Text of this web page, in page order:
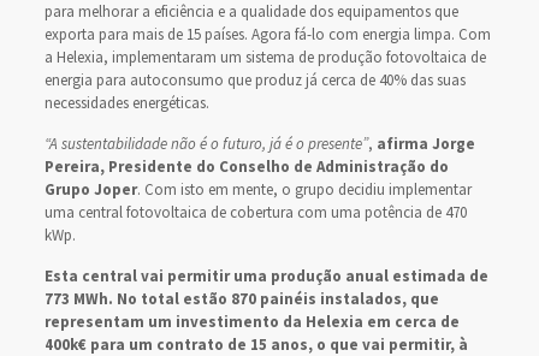
para melhorar a eficiência e a qualidade dos equipamentos que
exporta para mais de 15 países. Agora fá-lo com energia limpa. Com
a Helexia, implementaram um sistema de produção fotovoltaica de
energia para autoconsumo que produz já cerca de 40% das suas
necessidades energéticas.
“A sustentabilidade não é o futuro, já é o presente”, afirma Jorge
Pereira, Presidente do Conselho de Administração do
Grupo Joper. Com isto em mente, o grupo decidiu implementar
uma central fotovoltaica de cobertura com uma potência de 470
kWp.
Esta central vai permitir uma produção anual estimada de
773 MWh. No total estão 870 painéis instalados, que
representam um investimento da Helexia em cerca de
400k€ para um contrato de 15 anos, o que vai permitir, à